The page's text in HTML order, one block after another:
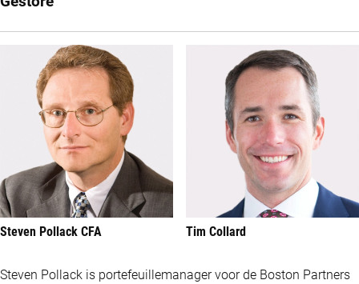
Steven Pollack CFA Tim Collard
Steven Pollack is portefeuillemanager voor de Boston Partners